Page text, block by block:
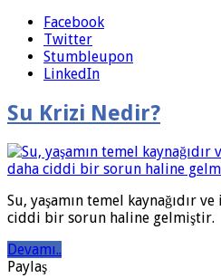
Facebook
Twitter
Stumbleupon
LinkedIn
Su Krizi Nedir?
Su, yaşamın temel kaynağıdır
ciddi bir sorun haline gelmiştir.
Devamı..
Paylaş